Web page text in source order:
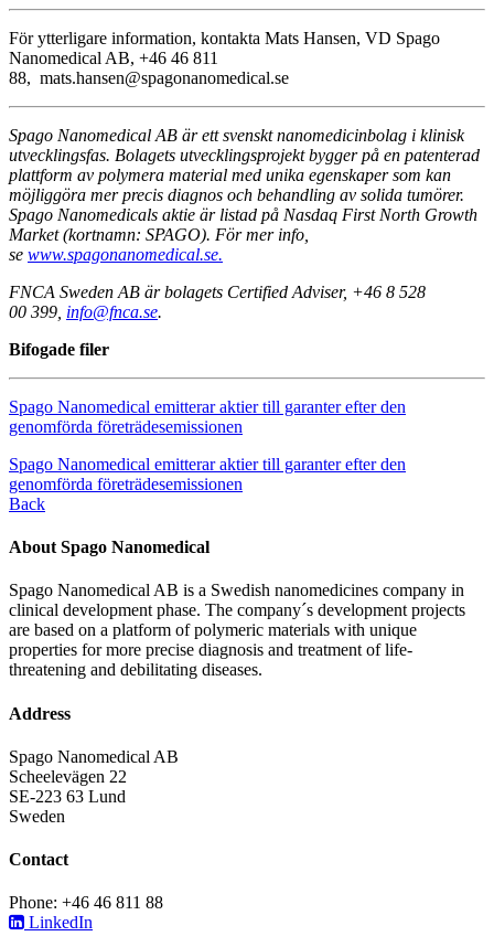
För ytterligare information, kontakta Mats Hansen, VD Spago
Nanomedical AB, +46 46 811
88, mats.hansen@spagonanomedical.se
Spago Nanomedical AB är ett svenskt nanomedicinbolag i klinisk
utvecklingsfas. Bolagets utvecklingsprojekt bygger på en patenterad
plattform av polymera material med unika egenskaper som kan
möjliggöra mer precis diagnos och behandling av solida tumörer.
Spago Nanomedicals aktie är listad på Nasdaq First North Growth
Market (kortnamn: SPAGO). För mer info,
se www.spagonanomedical.se.
FNCA Sweden AB är bolagets Certified Adviser, +46 8 528
00 399, info@fnca.se.
Bifogade filer
Spago Nanomedical emitterar aktier till garanter efter den
genomförda företrädesemissionen
Spago Nanomedical emitterar aktier till garanter efter den
genomförda företrädesemissionen
Back
About Spago Nanomedical
Spago Nanomedical AB is a Swedish nanomedicines company in
clinical development phase. The company´s development projects
are based on a platform of polymeric materials with unique
properties for more precise diagnosis and treatment of life-
threatening and debilitating diseases.
Address
Spago Nanomedical AB
Scheelevägen 22
SE-223 63 Lund
Sweden
Contact
Phone: +46 46 811 88
LinkedIn